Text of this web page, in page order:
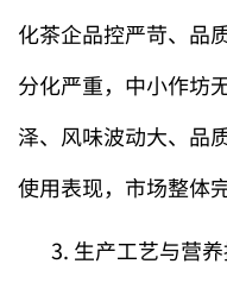
化茶企品控严苛、品
分化严重，中小作坊
泽、风味波动大、品
使用表现，市场整体
3. 生产工艺与营